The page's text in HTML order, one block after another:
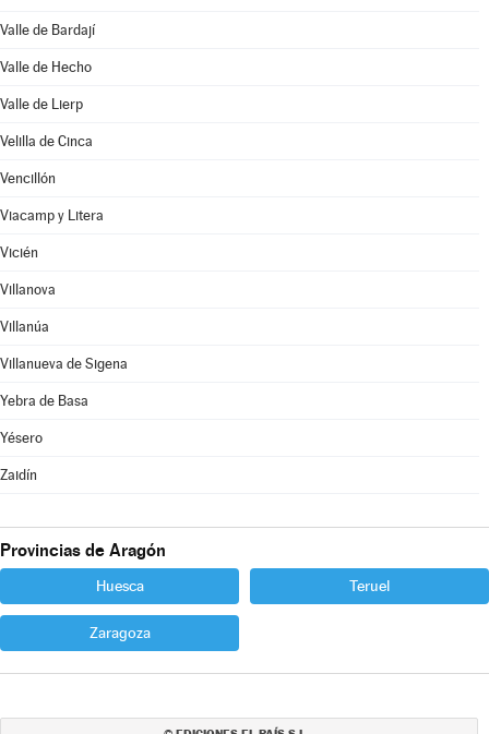
Valle de Bardají
Valle de Hecho
Valle de Lierp
Velilla de Cinca
Vencillón
Viacamp y Litera
Vicién
Villanova
Villanúa
Villanueva de Sigena
Yebra de Basa
Yésero
Zaidín
Provincias de Aragón
Huesca Teruel
Zaragoza